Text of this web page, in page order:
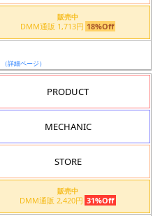
販売中
DMM通販 1,713円 18%Off
（詳細ページ）
PRODUCT
MECHANIC
STORE
販売中
DMM通販 2,420円 31%Off